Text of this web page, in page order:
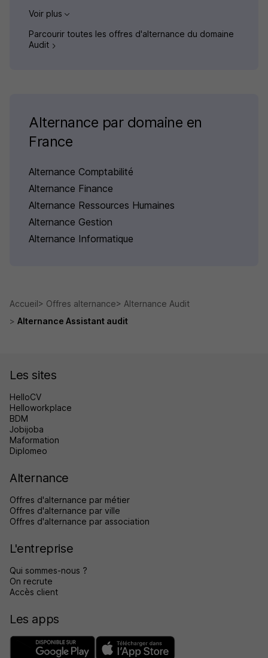
Voir plus
Parcourir toutes les offres d'alternance du domaine
Audit
Alternance par domaine en
France
Alternance Comptabilité
Alternance Finance
Alternance Ressources Humaines
Alternance Gestion
Alternance Informatique
Accueil Offres alternance
Alternance Audit
Alternance Assistant audit
Les sites
HelloCV
Helloworkplace
BDM
Jobijoba
Maformation
Diplomeo
Alternance
Offres d'alternance par métier
Offres d'alternance par ville
Offres d'alternance par association
L'entreprise
Qui sommes-nous ?
On recrute
Accès client
Les apps